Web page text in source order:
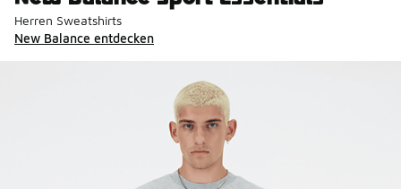
Herren Sweatshirts
New Balance entdecken